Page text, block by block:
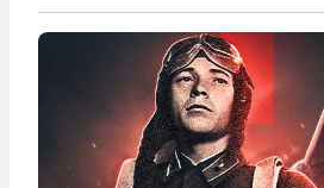
безотносительно тяжелый.
каждый из которых напрямую
основном —...